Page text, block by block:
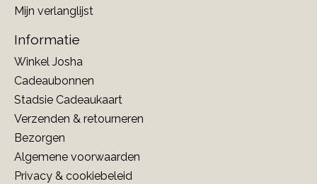
Mijn verlanglijst
Informatie
Winkel Josha
Cadeaubonnen
Stadsie Cadeaukaart
Verzenden & retourneren
Bezorgen
Algemene voorwaarden
Privacy & cookiebeleid